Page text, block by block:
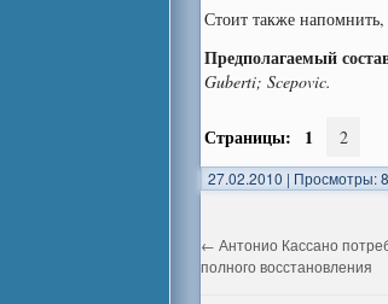
Стоит также напомнить,
Предполагаемый
Guberti; Scepovic.
Страницы: 1 2
27.02.2010 | Просмотры:
← Антонио Кассано
полного восстановления